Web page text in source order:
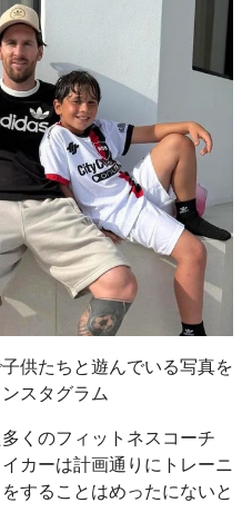
供たちと遊んでいる写真を
スタグラム
くのフィットネスコーチ
カーは計画通りにトレーニ
することはめったにないと